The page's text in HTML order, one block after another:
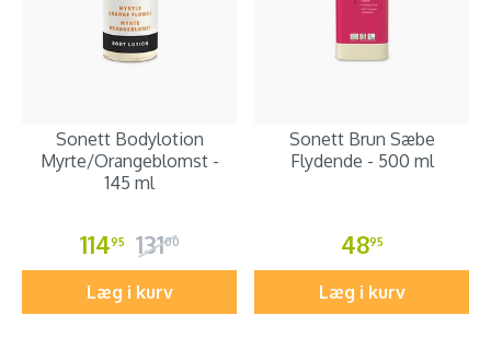
Sonett Bodylotion
Myrte/Orangeblomst -
145 ml
11495 13100
Læg i kurv
Sonett Brun Sæbe
Flydende - 500 ml
4895
Læg i kurv